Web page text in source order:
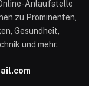
Anlaufstelle
zu Prominenten,
Gesundheit,
und mehr.